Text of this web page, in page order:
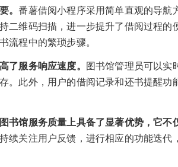
。番薯借阅小程序采用简单直观的导航
二维码扫描，进一步提升了借阅过程的
流程中的繁琐步骤。
了服务响应速度。 图书馆管理员可以实
。此外，用户的借阅记录和还书提醒功
书馆服务质量上具备了显著优势，它不
续关注用户反馈，进行相应的功能迭代